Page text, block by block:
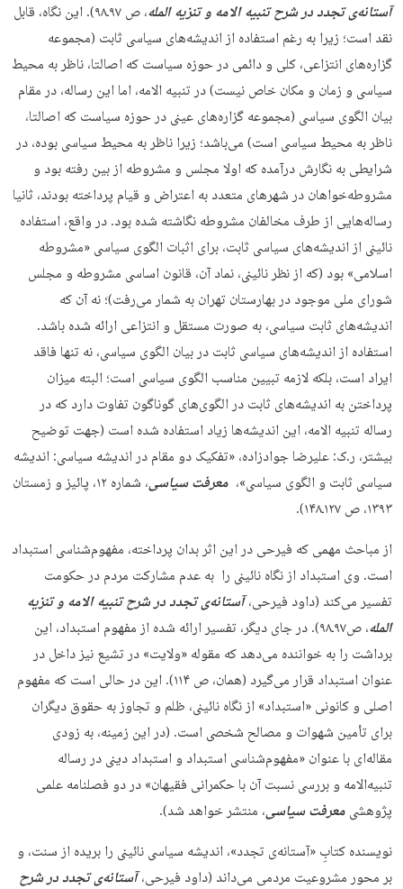
آستانه‌ی تجدد در شرح تنبیه الامه و تنزیه المله
، ص ۹۷ـ۹۸). این نگاه، قابل
نقد است؛ زیرا به رغم استفاده از اندیشه‌های سیاسی ثابت (مجموعه
گزاره‌های انتزاعی، کلی و دائمی در حوزه سیاست که اصالتا، ناظر به محیط
سیاسی و زمان و مکان خاص نیست) در تنبیه الامه، اما این رساله، در مقام
بیان الگوی سیاسی (مجموعه گزاره‌های عینی در حوزه سیاست که اصالتا،
ناظر به محیط سیاسی است) می‌باشد؛ زیرا ناظر به محیط سیاسی بوده، در
شرایطی به نگارش درآمده که اولا مجلس و مشروطه از بین رفته بود و
مشروطه‌خواهان در شهرهای متعدد به اعتراض و قیام پرداخته بودند، ثانیا
رساله‌هایی از طرف مخالفان مشروطه نگاشته شده بود. در واقع، استفاده
نائینی از اندیشه‌های سیاسی ثابت، برای اثبات الگوی سیاسی «مشروطه
اسلامی» بود (که از نظر نائینی، نماد آن، قانون اساسی مشروطه و مجلس
شورای ملی موجود در بهارستان تهران به شمار می‌رفت)؛ نه آن که
اندیشه‌های ثابت سیاسی، به صورت مستقل و انتزاعی ارائه شده باشد.
استفاده از اندیشه‌‌های‌ سیاسی ثابت در بیان الگوی سیاسی، نه تنها فاقد
ایراد است، بلکه لازمه تبیین مناسب الگوی سیاسی است؛ البته میزان
پرداختن به اندیشه‌های ثابت در الگوی‌های گوناگون تفاوت دارد که در
رساله تنبیه الامه، این اندیشه‌ها زیاد استفاده شده است (جهت توضیح
بیشتر، ر.ک: علیرضا جوادزاده،‌ «تفکیک دو مقام در اندیشه سیاسی: اندیشه
سیاسی ثابت و الگوی سیاسی»، معرفت سیاسی
، شماره ۱۲، پائیز و زمستان
۱۳۹۳، ص ۱۲۷ـ۱۴۸).
از مباحث مهمی که فیرحی در این اثر بدان پرداخته، مفهوم‌شناسی استبداد
است. وی استبداد از نگاه نائینی را به عدم مشارکت مردم در حکومت
تفسیر می‌کند (داود فیرحی،آستانه‌ی تجدد در شرح تنبیه الامه و تنزیه
المله
، ص۹۷ـ۹۸). در جای دیگر، تفسیر ارائه شده از مفهوم استبداد، این
برداشت را به خواننده می‌دهد که مقوله «ولایت» در تشیع نیز داخل در
عنوان استبداد قرار می‌گیرد (همان، ص ۱۱۴). این در حالی است که مفهوم
اصلی و کانونی «استبداد» از نگاه نائینی، ظلم و تجاوز به حقوق دیگران
برای تأمین شهوات و مصالح شخصی است. (در این زمینه، به زودی
مقاله‌ای با عنوان «مفهوم‌شناسی استبداد و استبداد دینی در رساله
تنبیه‌الامه و بررسی نسبت آن با حکمرانی فقیهان» در دو فصلنامه علمی
پژوهشیمعرفت سیاسی، منتشر خواهد شد).
نویسنده کتابِ «آستانه‌ی تجدد»، اندیشه سیاسی نائینی را بریده از سنت، و
بر محور مشروعیت مردمی می‌داند (داود فیرحی،آستانه‌ی تجدد در شرح